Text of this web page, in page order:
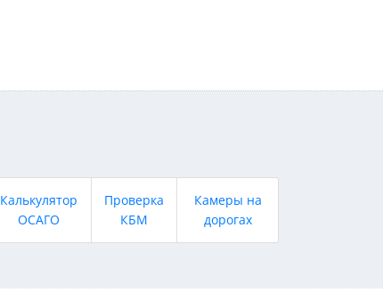
Калькулятор
ОСАГО
Проверка
КБМ
Камеры на
дорогах